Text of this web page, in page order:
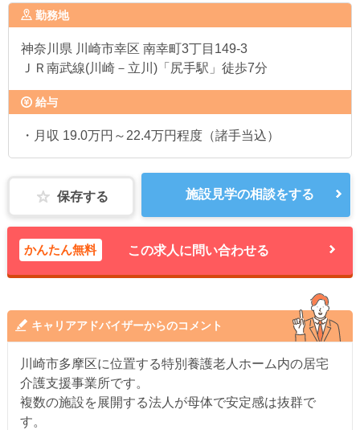
勤務地
神奈川県 川崎市幸区 南幸町3丁目149-3
ＪＲ南武線(川崎－立川)「尻手駅」徒歩7分
給与
・月収 19.0万円～22.4万円程度（諸手当込）
保存する 施設見学の相談をする
かんたん無料 この求人に問い合わせる
キャリアアドバイザーからのコメント
川崎市多摩区に位置する特別養護老人ホーム内の居宅
介護支援事業所です。
複数の施設を展開する法人が母体で安定感は抜群で
す。